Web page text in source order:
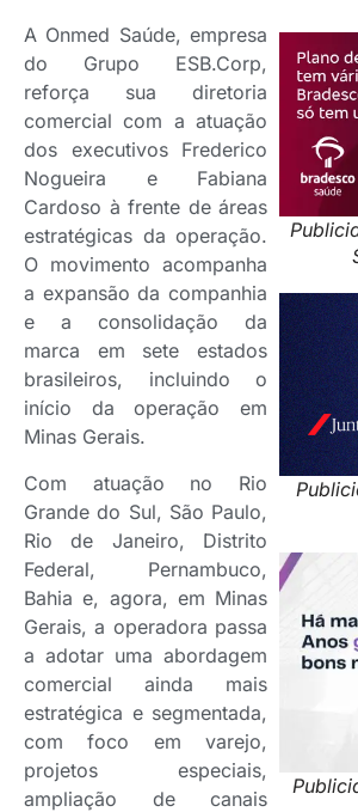
A Onmed Saúde, empresa
do Grupo ESB.Corp,
reforça sua diretoria
comercial com a atuação
dos executivos Frederico
Nogueira e Fabiana
Cardoso à frente de áreas
estratégicas da operação.
O movimento acompanha
a expansão da companhia
e a consolidação da
marca em sete estados
brasileiros, incluindo o
início da operação em
Minas Gerais.
Com atuação no Rio
Grande do Sul, São Paulo,
Rio de Janeiro, Distrito
Federal, Pernambuco,
Bahia e, agora, em Minas
Gerais, a operadora passa
a adotar uma abordagem
comercial ainda mais
estratégica e segmentada,
com foco em varejo,
projetos especiais,
ampliação de canais